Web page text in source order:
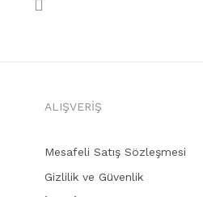
ALIŞVERİŞ
Mesafeli Satış Sözleşmesi
Gizlilik ve Güvenlik